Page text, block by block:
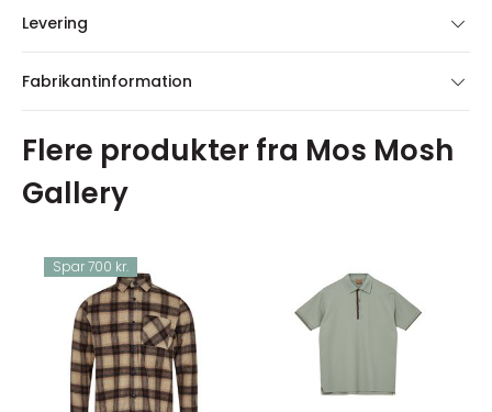
Levering
Fabrikantinformation
Flere produkter fra Mos Mosh
Gallery
Spar 700 kr.